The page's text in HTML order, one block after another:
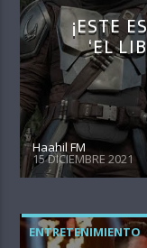
¡ESTE
‘EL
Haahil FM
15 DICIEMBRE 2021
ENTRETENIMIENTO